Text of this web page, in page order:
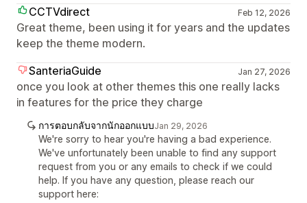
CCTVdirect
Feb 12, 2026
Great theme, been using it for years and the updates
keep the theme modern.
SanteriaGuide
Jan 27, 2026
once you look at other themes this one really lacks
in features for the price they charge
การตอบกลับจากนักออกแบบJan 29, 2026
We're sorry to hear you're having a bad experience.
We've unfortunately been unable to find any support
request from you or any emails to check if we could
help. If you have any question, please reach our
support here: